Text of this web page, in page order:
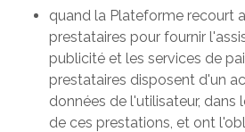
quand la Plateforme recourt
prestataires pour fournir
publicité et les services de
prestataires disposent d'un
données de l'utilisateur, dans
de ces prestations, et ont